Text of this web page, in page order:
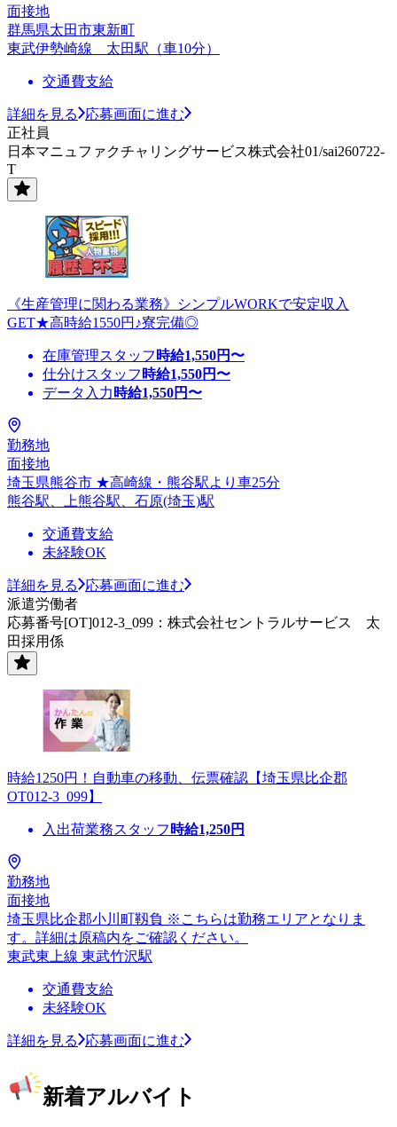
面接地
群馬県太田市東新町
東武伊勢崎線 太田駅（車10分）
交通費支給
詳細を見る
応募画面に進む
正社員
日本マニュファクチャリングサービス株式会社01/sai260722-
T
《生産管理に関わる業務》シンプルWORKで安定収入
GET★高時給1550円♪寮完備◎
在庫管理スタッフ 時給1,550円〜
仕分けスタッフ 時給1,550円〜
データ入力 時給1,550円〜
勤務地
面接地
埼玉県熊谷市 ★高崎線・熊谷駅より車25分
熊谷駅、上熊谷駅、石原(埼玉)駅
交通費支給
未経験OK
詳細を見る
応募画面に進む
派遣労働者
応募番号[OT]012-3_099：株式会社セントラルサービス 太
田採用係
時給1250円！自動車の移動、伝票確認【埼玉県比企郡
OT012-3_099】
入出荷業務スタッフ 時給1,250円
勤務地
面接地
埼玉県比企郡小川町靱負 ※こちらは勤務エリアとなりま
す。詳細は原稿内をご確認ください。
東武東上線 東武竹沢駅
交通費支給
未経験OK
詳細を見る 応募画面に進む
新着アルバイト